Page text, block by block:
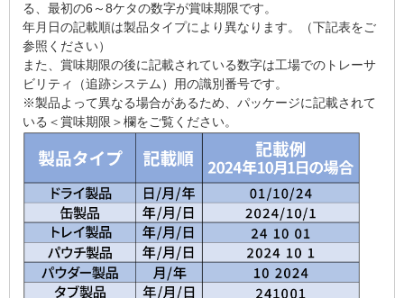
る、最初の6～8ケタの数字が賞味期限です。
年月日の記載順は製品タイプにより異なります。（下記表をご
参照ください）
また、賞味期限の後に記載されている数字は工場でのトレーサ
ビリティ（追跡システム）用の識別番号です。
※製品よって異なる場合があるため、パッケージに記載されて
いる＜賞味期限＞欄をご覧ください。